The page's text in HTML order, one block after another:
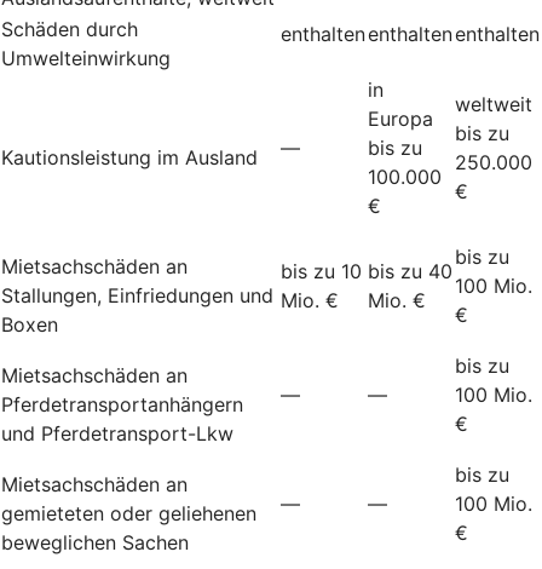
Schäden durch
Umwelteinwirkung
enthaltenenthaltenenthalten
Kautionsleistung im Ausland —
in
Europa
bis zu
100.000
€
weltweit
bis zu
250.000
€
Mietsachschäden an
Stallungen, Einfriedungen und
Boxen
bis zu 10
Mio. €
bis zu 40
Mio. €
bis zu
100 Mio.
€
Mietsachschäden an
Pferdetransportanhängern
und Pferdetransport-Lkw
— —
bis zu
100 Mio.
€
Mietsachschäden an
gemieteten oder geliehenen
beweglichen Sachen
— —
bis zu
100 Mio.
€